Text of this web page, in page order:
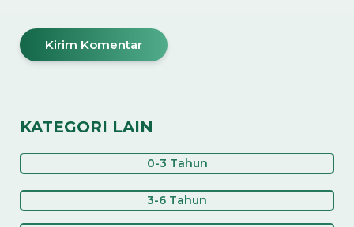
KATEGORI LAIN
0-3 Tahun
3-6 Tahun